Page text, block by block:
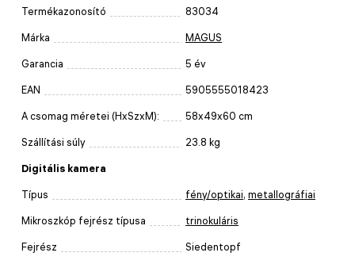
Termékazonosító 83034
Márka MAGUS
Garancia 5 év
EAN 5905555018423
A csomag méretei (HxSzxM): 58x49x60 cm
Szállítási súly 23.8 kg
Digitális kamera
Típus fény/optikai, metallográfiai
Mikroszkóp fejrész típusa trinokuláris
Fejrész Siedentopf